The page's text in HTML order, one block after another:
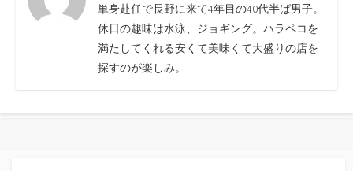
単身赴任で長野に来て4年目の40代半ば男子。
休日の趣味は水泳、ジョギング。ハラペコを
満たしてくれる安くて美味くて大盛りの店を
探すのが楽しみ。